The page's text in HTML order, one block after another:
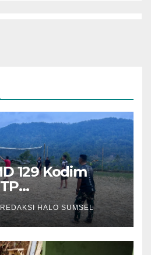
129 Kodim
Eratkan
Voli
REDAKSI HALO SUMSEL